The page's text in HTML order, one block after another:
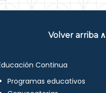
Volver arriba ∧
Continua
Programas educativos